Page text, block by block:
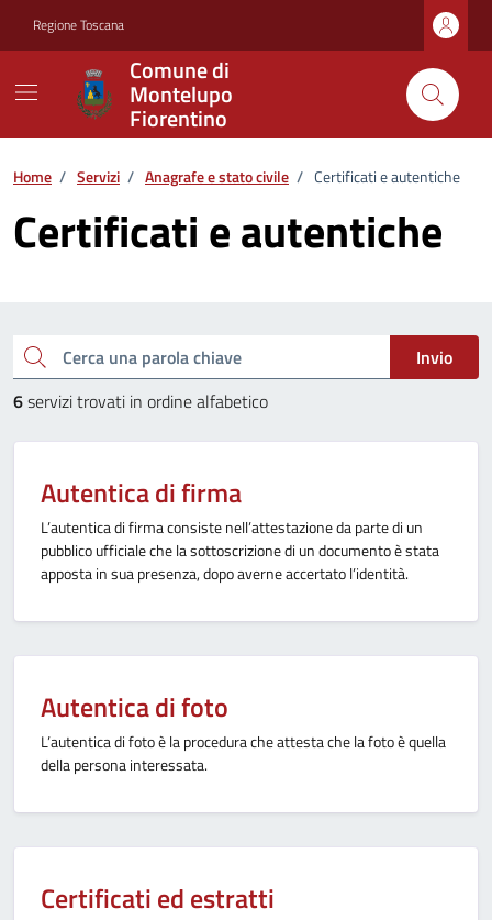
Regione Toscana
Comune di
Montelupo
Fiorentino
Home / Servizi / Anagrafe e stato civile / Certificati e autentiche
Certificati e autentiche
Cerca una parola chiave
Invio
6servizi trovati in ordine alfabetico
Autentica di firma
L’autentica di firma consiste nell’attestazione da parte di un
pubblico ufficiale che la sottoscrizione di un documento è stata
apposta in sua presenza, dopo averne accertato l’identità.
Autentica di foto
L’autentica di foto è la procedura che attesta che la foto è quella
della persona interessata.
Certificati ed estratti